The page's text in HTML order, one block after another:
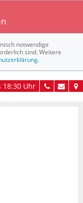
notwendige
sind. Weitere
.
18:30 Uhr